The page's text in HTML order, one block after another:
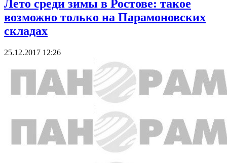
Лето среди зимы в Ростове: такое
возможно только на Парамоновских
складах
25.12.2017 12:26